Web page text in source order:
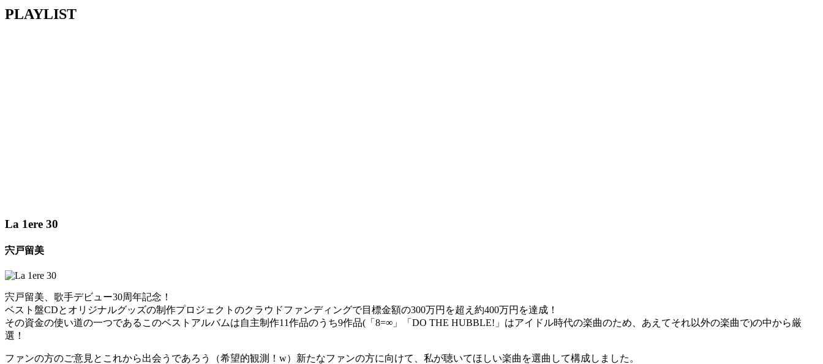
PLAYLIST
La 1ere 30
宍戸留美
宍戸留美、歌手デビュー30周年記念！
ベスト盤CDとオリジナルグッズの制作プロジェクトのクラウドファンディングで目標金額の300万円を超え約400万円を達成！
その資金の使い道の一つであるこのベストアルバムは自主制作11作品のうち9作品(「8=∞」「DO THE HUBBLE!」はアイドル時代の楽曲のため、あえてそれ以外の楽曲で)の中から厳
選！
ファンの方のご意見とこれから出会うであろう（希望的観測！w）新たなファンの方に向けて、私が聴いてほしい楽曲を選曲して構成しました。